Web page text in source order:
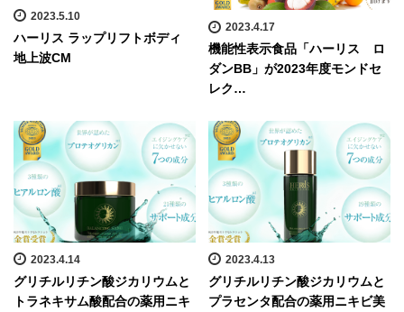
2023.5.10
ハーリス ラップリフトボディ
地上波CM
2023.4.17
機能性表示食品「ハーリス ロ
ダンBB」が2023年度モンドセ
レク…
2023.4.14
グリチルリチン酸ジカリウムと
トラネキサム酸配合の薬用ニキ
2023.4.13
グリチルリチン酸ジカリウムと
プラセンタ配合の薬用ニキビ美